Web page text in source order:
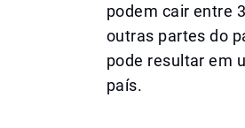
podem cair entre
outras partes do
pode resultar em
país.